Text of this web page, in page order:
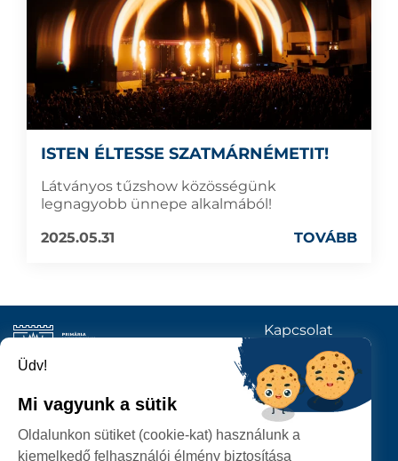
ISTEN ÉLTESSE SZATMÁRNÉMETIT!
Látványos tűzshow közösségünk
legnagyobb ünnepe alkalmából!
2025.05.31
TOVÁBB
SZATMÁRNÉMETI
POLGÁRMESTERI HIVATAL
Kapcsolat
KÖVESSENEK
Üdv!
Mi vagyunk a sütik
Oldalunkon sütiket (cookie-kat) használunk a
kiemelkedő felhasználói élmény biztosítása